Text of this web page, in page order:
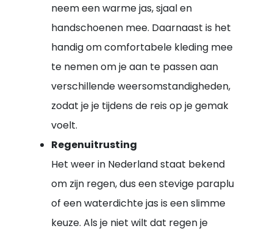
neem een warme jas, sjaal en
handschoenen mee. Daarnaast is het
handig om comfortabele kleding mee
te nemen om je aan te passen aan
verschillende weersomstandigheden,
zodat je je tijdens de reis op je gemak
voelt.
Regenuitrusting
Het weer in Nederland staat bekend
om zijn regen, dus een stevige paraplu
of een waterdichte jas is een slimme
keuze. Als je niet wilt dat regen je